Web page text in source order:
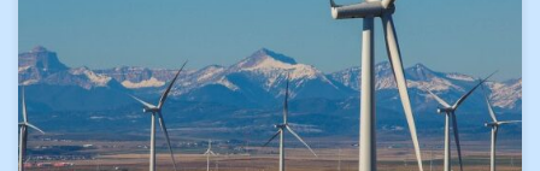
Seis estudiantes han aprobado su tesis final durante la
pandemia. La educación no se puede detener en tiempos de
confinamiento y menos los egresos de […]